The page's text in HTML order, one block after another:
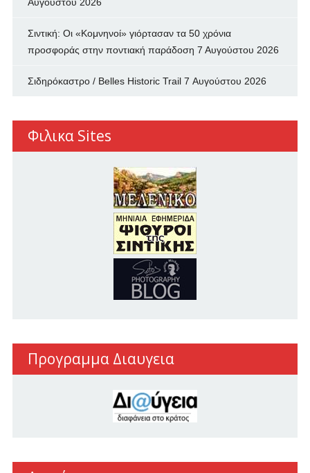
Σιντική: Οι «Κομνηνοί» γιόρτασαν τα 50 χρόνια
προσφοράς στην ποντιακή παράδοση 7 Αυγούστου 2026
Σιδηρόκαστρο / Belles Historic Trail 7 Αυγούστου 2026
Φιλικα Sites
Προγραμμα Διαυγεια